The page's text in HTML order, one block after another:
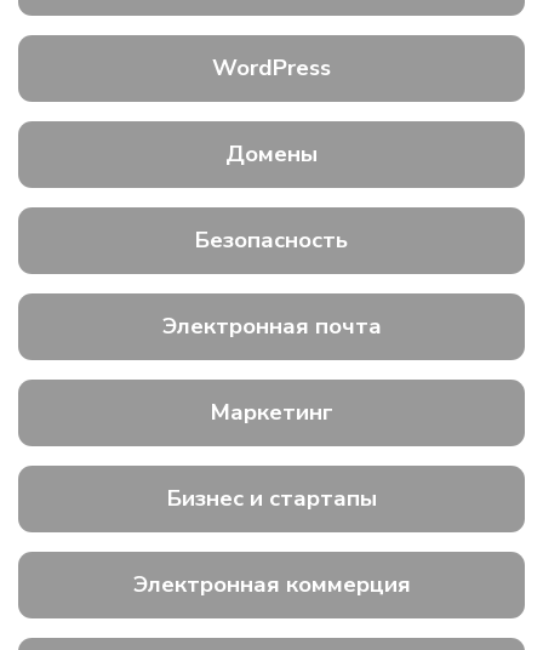
WordPress
Домены
Безопасность
Электронная почта
Маркетинг
Бизнес и стартапы
Электронная коммерция